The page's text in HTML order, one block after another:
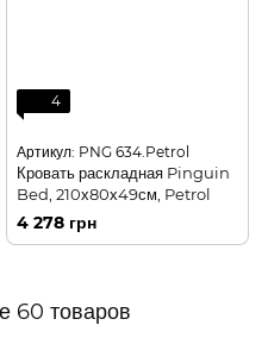
4
Артикул: PNG 634.Petrol
Кровать раскладная Pinguin
Bed, 210х80х49см, Petrol
4 278 грн
60 товаров